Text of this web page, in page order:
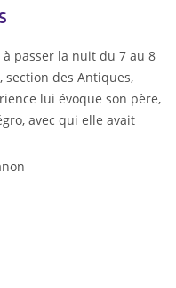
à passer la nuit du 7 au 8
section des Antiques,
lui évoque son père,
avec qui elle avait